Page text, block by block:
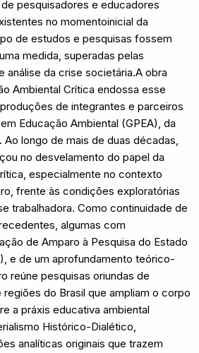
pesquisadores e educadores
no momentoinicial da
de estudos e pesquisas fossem
medida, superadas pelas
da crise societária.A obra
Ambiental Crítica endossa esse
de integrantes e parceiros
Educação Ambiental (GPEA), da
Ao longo de mais de duas décadas,
no desvelamento do papel da
especialmente no contexto
frente às condições exploratórias
trabalhadora. Como continuidade de
algumas com
de Amparo à Pesquisa do Estado
e de um aprofundamento teórico-
reúne pesquisas oriundas de
do Brasil que ampliam o corpo
a práxis educativa ambiental
Histórico-Dialético,
analíticas originais que trazem